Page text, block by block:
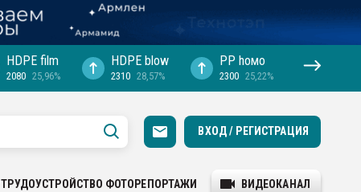
HDPE film
2080 25,96%
HDPE blow
2310 28,57%
PP hомо
2300 25,22%
ВХОД / РЕГИСТРАЦИЯ
ТРУДОУСТРОЙСТВО ФОТОРЕПОРТАЖИ ВИДЕОКАНАЛ